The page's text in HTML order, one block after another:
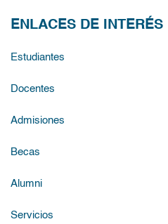
ENLACES DE INTERÉS
Estudiantes
Docentes
Admisiones
Becas
Alumni
Servicios